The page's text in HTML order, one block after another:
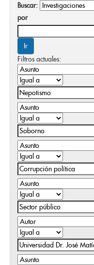
Buscar:
por
Filtros actuales: